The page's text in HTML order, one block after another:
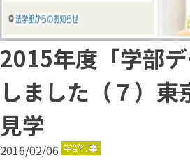
2015年度「学部
しました（７）――
見学
2016/02/06